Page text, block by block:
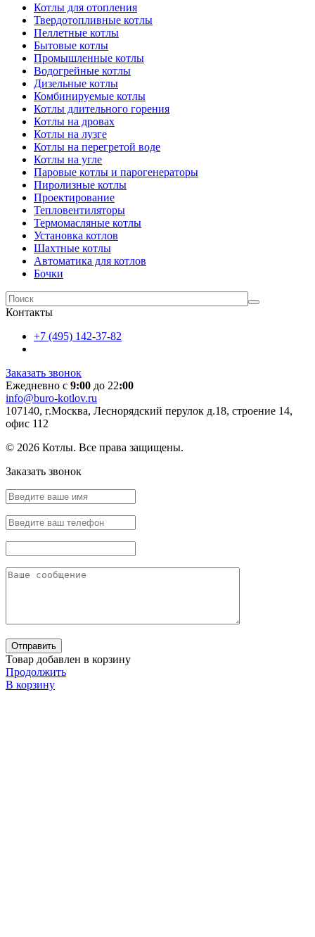
Котлы для отопления
Твердотопливные котлы
Пеллетные котлы
Бытовые котлы
Промышленные котлы
Водогрейные котлы
Дизельные котлы
Комбинируемые котлы
Котлы длительного горения
Котлы на дровах
Котлы на лузге
Котлы на перегретой воде
Котлы на угле
Паровые котлы и парогенераторы
Пиролизные котлы
Проектирование
Тепловентиляторы
Термомасляные котлы
Установка котлов
Шахтные котлы
Автоматика для котлов
Бочки
Контакты
+7 (495) 142-37-82
Заказать звонок
Ежедневно с 9:00 до 22:00
info@buro-kotlov.ru
107140, г.Москва, Леснорядский перулок д.18, строение 14,
офис 112
© 2026 Котлы. Все права защищены.
Заказать звонок
Товар добавлен в корзину
Продолжить
В корзину